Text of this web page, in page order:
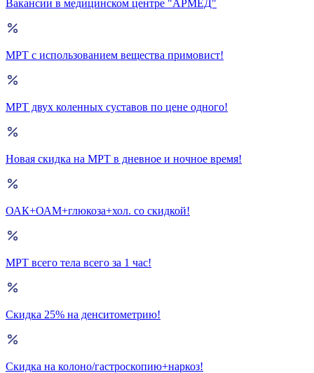
Вакансии в медицинском центре "АРМЕД"
МРТ с использованием вещества примовист!
МРТ двух коленных суставов по цене одного!
Новая скидка на МРТ в дневное и ночное время!
ОАК+ОАМ+глюкоза+хол. со скидкой!
МРТ всего тела всего за 1 час!
Скидка 25% на денситометрию!
Скидка на колоно/гастроскопию+наркоз!